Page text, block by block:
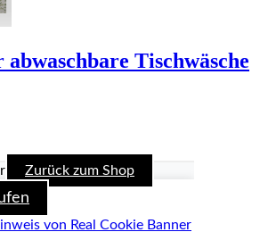
Tischwäsche
Zurück zum Shop
von Real Cookie Banner